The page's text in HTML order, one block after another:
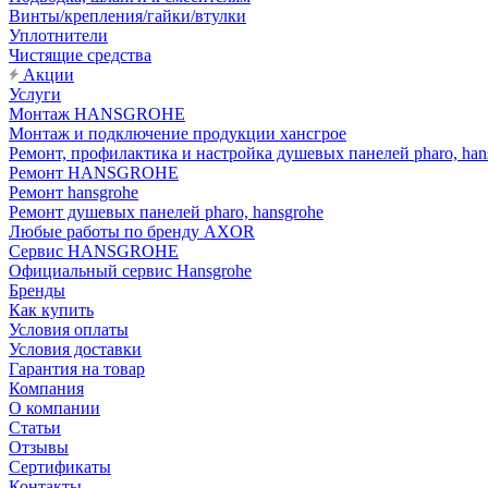
Винты/крепления/гайки/втулки
Уплотнители
Чистящие средства
Акции
Услуги
Монтаж HANSGROHE
Монтаж и подключение продукции хансгрое
Ремонт, профилактика и настройка душевых панелей pharo,
Ремонт HANSGROHE
Ремонт hansgrohe
Ремонт душевых панелей pharo, hansgrohe
Любые работы по бренду AXOR
Сервис HANSGROHE
Официальный сервис Hansgrohe
Бренды
Как купить
Условия оплаты
Условия доставки
Гарантия на товар
Компания
О компании
Статьи
Отзывы
Сертификаты